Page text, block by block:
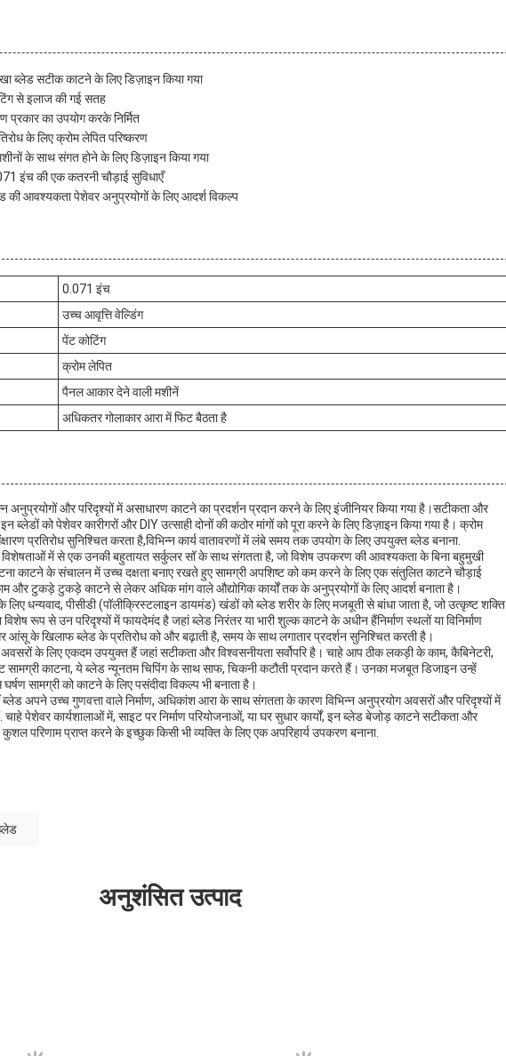
ब्लेड सटीक काटने के लिए डिज़ाइन किया गया
से इलाज की गई सतह
का उपयोग करके निर्मित
के लिए क्रोम लेपित परिष्करण
के साथ संगत होने के लिए डिज़ाइन किया गया
इंच की एक कतरनी चौड़ाई सुविधाएँ
की आवश्यकता पेशेवर अनुप्रयोगों के लिए आदर्श विकल्प
0.071 इंच
उच्च आवृत्ति वेल्डिंग
पेंट कोटिंग
क्रोम लेपित
पैनल आकार देने वाली मशीनें
अधिकतर गोलाकार आरा में फिट बैठता है
अनुप्रयोगों और परिदृश्यों में असाधारण काटने का प्रदर्शन प्रदान करने के लिए इंजीनियर किया गया है।सटीकता और
इन ब्लेडों को पेशेवर कारीगरों और DIY उत्साही दोनों की कठोर मांगों को पूरा करने के लिए डिज़ाइन किया गया है। क्रोम
प्रतिरोध सुनिश्चित करता है,विभिन्न कार्य वातावरणों में लंबे समय तक उपयोग के लिए उपयुक्त ब्लेड बनाना.
विशेषताओं में से एक उनकी बहुतायत सर्कुलर सॉ के साथ संगतता है, जो विशेष उपकरण की आवश्यकता के बिना बहुमुखी
काटने के संचालन में उच्च दक्षता बनाए रखते हुए सामग्री अपशिष्ट को कम करने के लिए एक संतुलित काटने चौड़ाई
और टुकड़े टुकड़े काटने से लेकर अधिक मांग वाले औद्योगिक कार्यों तक के अनुप्रयोगों के लिए आदर्श बनाता है।
धन्यवाद, पीसीडी (पॉलीक्रिस्टलाइन डायमंड) खंडों को ब्लेड शरीर के लिए मजबूती से बांधा जाता है, जो उत्कृष्ट शक्ति
विशेष रूप से उन परिदृश्यों में फायदेमंद है जहां ब्लेड निरंतर या भारी शुल्क काटने के अधीन हैंनिर्माण स्थलों या विनिर्माण
के खिलाफ ब्लेड के प्रतिरोध को और बढ़ाती है, समय के साथ लगातार प्रदर्शन सुनिश्चित करती है।
अवसरों के लिए एकदम उपयुक्त हैं जहां सटीकता और विश्वसनीयता सर्वोपरि है। चाहे आप ठीक लकड़ी के काम, कैबिनेटरी,
सामग्री काटना, ये ब्लेड न्यूनतम चिपिंग के साथ साफ, चिकनी कटौती प्रदान करते हैं। उनका मजबूत डिजाइन उन्हें
सामग्री को काटने के लिए पसंदीदा विकल्प भी बनाता है।
अपने उच्च गुणवत्ता वाले निर्माण, अधिकांश आरा के साथ संगतता के कारण विभिन्न अनुप्रयोग अवसरों और परिदृश्यों में
पेशेवर कार्यशालाओं में, साइट पर निर्माण परियोजनाओं, या घर सुधार कार्यों, इन ब्लेड बेजोड़ काटने सटीकता और
परिणाम प्राप्त करने के इच्छुक किसी भी व्यक्ति के लिए एक अपरिहार्य उपकरण बनाना.
अनुशंसित उत्पाद